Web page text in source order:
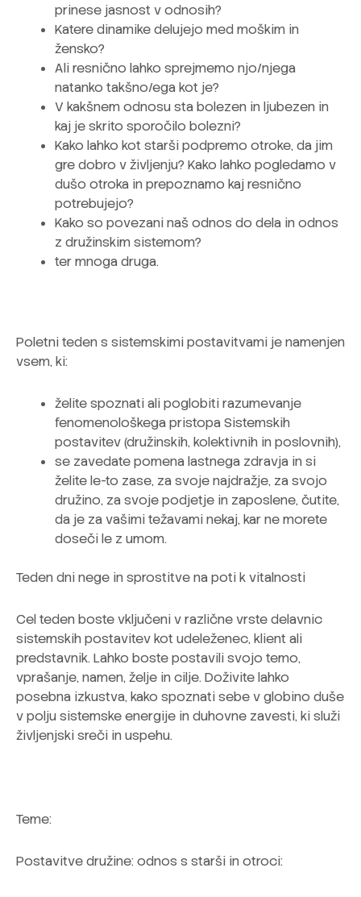
prinese jasnost v odnosih?
Katere dinamike delujejo med moškim in
žensko?
Ali resnično lahko sprejmemo njo/njega
natanko takšno/ega kot je?
V kakšnem odnosu sta bolezen in ljubezen in
kaj je skrito sporočilo bolezni?
Kako lahko kot starši podpremo otroke, da jim
gre dobro v življenju? Kako lahko pogledamo v
dušo otroka in prepoznamo kaj resnično
potrebujejo?
Kako so povezani naš odnos do dela in odnos
z družinskim sistemom?
ter mnoga druga.
Poletni teden s sistemskimi postavitvami je namenjen
vsem, ki:
želite spoznati ali poglobiti razumevanje
fenomenološkega pristopa Sistemskih
postavitev (družinskih, kolektivnih in poslovnih),
se zavedate pomena lastnega zdravja in si
želite le-to zase, za svoje najdražje, za svojo
družino, za svoje podjetje in zaposlene, čutite,
da je za vašimi težavami nekaj, kar ne morete
doseči le z umom.
Teden dni nege in sprostitve na poti k vitalnosti
Cel teden boste vključeni v različne vrste delavnic
sistemskih postavitev kot udeleženec, klient ali
predstavnik. Lahko boste postavili svojo temo,
vprašanje, namen, želje in cilje. Doživite lahko
posebna izkustva, kako spoznati sebe v globino duše
v polju sistemske energije in duhovne zavesti, ki služi
življenjski sreči in uspehu.
Teme:
Postavitve družine: odnos s starši in otroci: